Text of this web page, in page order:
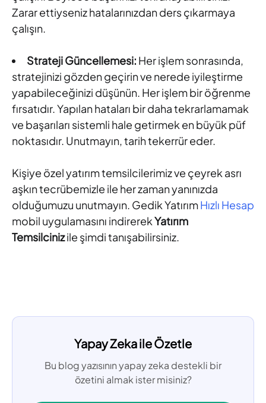
Zarar ettiyseniz hatalarınızdan ders çıkarmaya
çalışın.
Strateji Güncellemesi: Her işlem sonrasında,
stratejinizi gözden geçirin ve nerede iyileştirme
yapabileceğinizi düşünün. Her işlem bir öğrenme
fırsatıdır. Yapılan hataları bir daha tekrarlamamak
ve başarıları sistemli hale getirmek en büyük püf
noktasıdır. Unutmayın, tarih tekerrür eder.
Kişiye özel yatırım temsilcilerimiz ve çeyrek asrı
aşkın tecrübemizle ile her zaman yanınızda
olduğumuzu unutmayın. Gedik YatırımHızlı Hesap
mobil uygulamasını indirerekYatırım
Temsilcinizile şimdi tanışabilirsiniz.
Yapay Zeka ile Özetle
Bu blog yazısının yapay zeka destekli bir
özetini almak ister misiniz?